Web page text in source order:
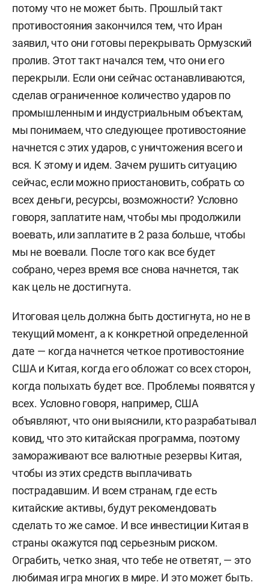
потому что не может быть. Прошлый такт
противостояния закончился тем, что Иран
заявил, что они готовы перекрывать Ормузский
пролив. Этот такт начался тем, что они его
перекрыли. Если они сейчас останавливаются,
сделав ограниченное количество ударов по
промышленным и индустриальным объектам,
мы понимаем, что следующее противостояние
начнется с этих ударов, с уничтожения всего и
вся. К этому и идем. Зачем рушить ситуацию
сейчас, если можно приостановить, собрать со
всех деньги, ресурсы, возможности? Условно
говоря, заплатите нам, чтобы мы продолжили
воевать, или заплатите в 2 раза больше, чтобы
мы не воевали. После того как все будет
собрано, через время все снова начнется, так
как цель не достигнута.
Итоговая цель должна быть достигнута, но не в
текущий момент, а к конкретной определенной
дате — когда начнется четкое противостояние
США и Китая, когда его обложат со всех сторон,
когда полыхать будет все. Проблемы появятся у
всех. Условно говоря, например, США
объявляют, что они выяснили, кто разрабатывал
ковид, что это китайская программа, поэтому
замораживают все валютные резервы Китая,
чтобы из этих средств выплачивать
пострадавшим. И всем странам, где есть
китайские активы, будут рекомендовать
сделать то же самое. И все инвестиции Китая в
страны окажутся под серьезным риском.
Ограбить, четко зная, что тебе не ответят, — это
любимая игра многих в мире. И это может быть.